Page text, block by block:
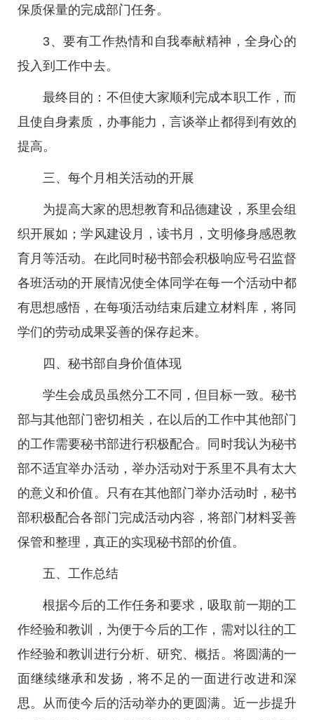
保质保量的完成部门任务。
3、要有工作热情和自我奉献精神，全身心的
投入到工作中去。
最终目的：不但使大家顺利完成本职工作，而
且使自身素质，办事能力，言谈举止都得到有效的
提高。
三、每个月相关活动的开展
为提高大家的思想教育和品德建设，系里会组
织开展如；学风建设月，读书月，文明修身感恩教
育月等活动。在此同时秘书部会积极响应号召监督
各班活动的开展情况使全体同学在每一个活动中都
有思想感悟，在每项活动结束后建立材料库，将同
学们的劳动成果妥善的保存起来。
四、秘书部自身价值体现
学生会成员虽然分工不同，但目标一致。秘书
部与其他部门密切相关，在以后的工作中其他部门
的工作需要秘书部进行积极配合。同时我认为秘书
部不适宜举办活动，举办活动对于系里不具有太大
的意义和价值。只有在其他部门举办活动时，秘书
部积极配合各部门完成活动内容，将部门材料妥善
保管和整理，真正的实现秘书部的价值。
五、工作总结
根据今后的工作任务和要求，吸取前一期的工
作经验和教训，为便于今后的工作，需对以往的工
作经验和教训进行分析、研究、概括。将圆满的一
面继续继承和发扬，将不足的一面进行改进和深
思。从而使今后的活动举办的更圆满。近一步提升